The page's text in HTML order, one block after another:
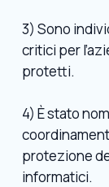
3) Sono
critici per
protetti.
4) È stato
protezione
informatici.